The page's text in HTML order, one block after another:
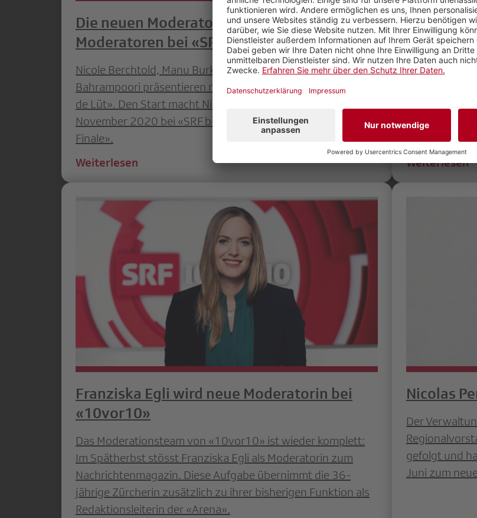
Die neuen Moderatorinnen und
Moderatoren bei «SRF bi de Lüt»
Nicole Berchtold, Manu Burkart, Fabienne Bamert und Salar
Bahrampoori präsentieren neu die Sendereihen von «SRF bi
de Lüt». Den Start macht Nicole Berchtold ab dem 13.
November 2020 bei «SRF bi de Lüt – Landfrauenküche
Finale».
Weiterlesen
Steven
Zusätzlich zu
übernimmt
der 31-
Weiterlesen
Franziska Egli wird neue Moderatorin bei
«10vor10»
Das Moderationsteam von «10vor10» ist wieder komplett:
Im Spätherbst stösst Franziska Egli als Moderatorin zum
Nachrichtenmagazin. Diese Aufgabe übernimmt die 36-
jährige Zürcherin zusätzlich zu ihrer bisherigen Funktion als
Redaktionsleiterin der «Arena».
Nicolas
Der
gefolgt und
Juni zum